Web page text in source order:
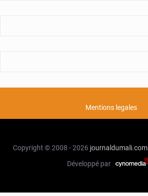
Mentions legales
Copyright © 2008 - 2026 journaldumali.com
Développé par